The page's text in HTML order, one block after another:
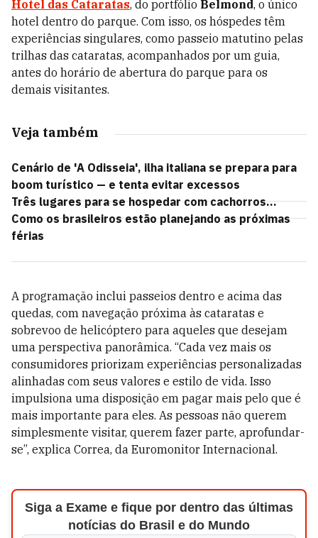
Hotel das Cataratas, do portfólio Belmond, o único
hotel dentro do parque. Com isso, os hóspedes têm
experiências singulares, como passeio matutino pelas
trilhas das cataratas, acompanhados por um guia,
antes do horário de abertura do parque para os
demais visitantes.
Veja também
Cenário de 'A Odisseia', ilha italiana se prepara para
boom turístico — e tenta evitar excessos
Três lugares para se hospedar com cachorros...
Como os brasileiros estão planejando as próximas
férias
A programação inclui passeios dentro e acima das
quedas, com navegação próxima às cataratas e
sobrevoo de helicóptero para aqueles que desejam
uma perspectiva panorâmica. “Cada vez mais os
consumidores priorizam experiências personalizadas
alinhadas com seus valores e estilo de vida. Isso
impulsiona uma disposição em pagar mais pelo que é
mais importante para eles. As pessoas não querem
simplesmente visitar, querem fazer parte, aprofundar-
se”, explica Correa, da Euromonitor Internacional.
Siga a Exame e fique por dentro das últimas
notícias do Brasil e do Mundo